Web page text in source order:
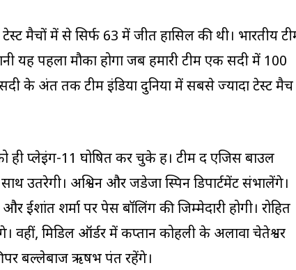
मैचों में से सिर्फ 63 में जीत हासिल की थी। भारतीय
यह पहला मौका होगा जब हमारी टीम एक सदी में 100
के अंत तक टीम इंडिया दुनिया में सबसे ज्यादा टेस्ट मैच
ही प्लेइंग-11 घोषित कर चुके हैं। टीम द एजिस बाउल
उतरेगी। अश्विन और जडेजा स्पिन डिपार्टमेंट संभालेंगे।
ईशांत शर्मा पर पेस बॉलिंग की जिम्मेदारी होगी। रोहित
मिडिल ऑर्डर में कप्तान कोहली के अलावा चेतेश्वर
बल्लेबाज ऋषभ पंत रहेंगे।